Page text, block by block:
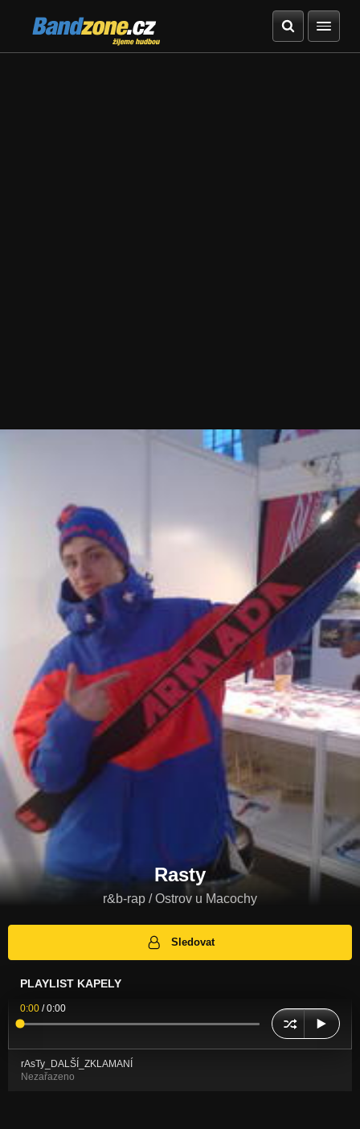
Bandzone.cz
žijeme hudbou
Rasty
r&b-rap / Ostrov u Macochy
Sledovat
PLAYLIST KAPELY
0:00 /0:00
rAsTy_DALŠÍ_ZKLAMANÍ
Nezařazeno